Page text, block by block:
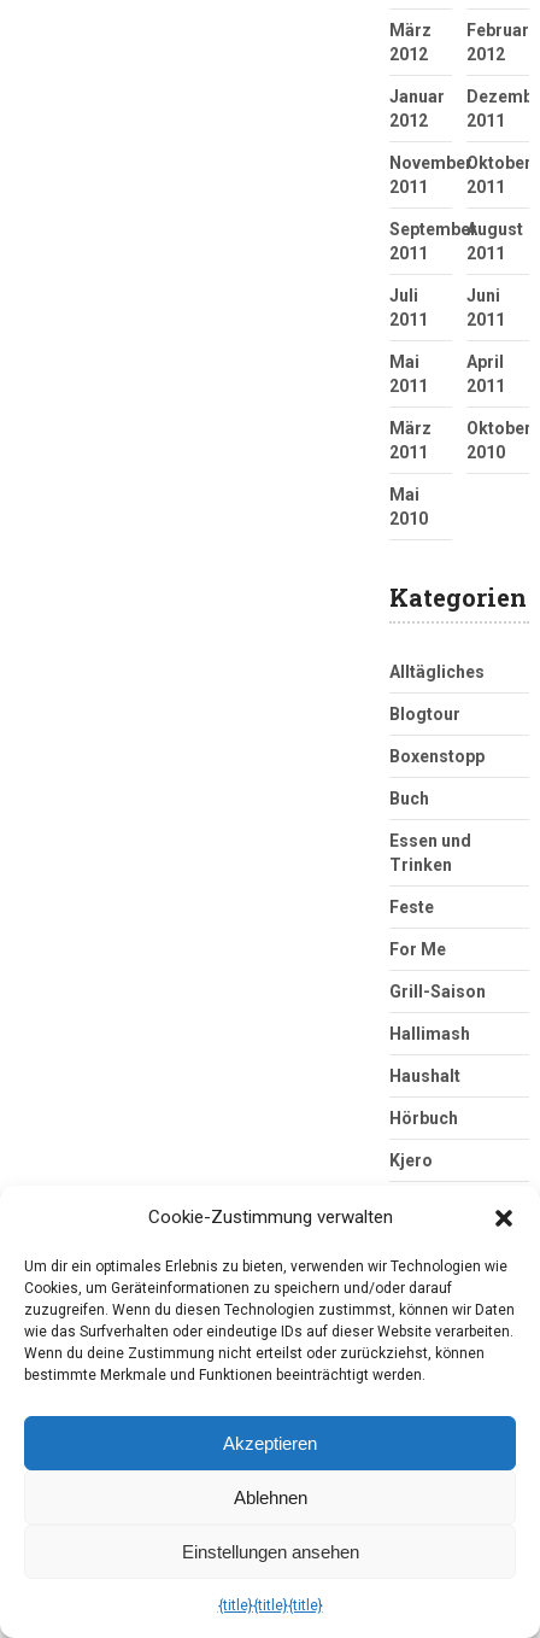
März
2012
Februar
2012
Januar
2012
2011
November
2011
Oktober
2011
September
2011
August
2011
Juli
2011
Juni
2011
Mai
2011
April
2011
März
2011
Oktober
2010
Mai
2010
Kategorien
Alltägliches
Blogtour
Boxenstopp
Buch
Essen und
Trinken
Feste
For Me
Grill-Saison
Hallimash
Haushalt
Hörbuch
Kjero
LBM
Lebensmittel
Lesung
Magazine
Cookie-Zustimmung verwalten
Um dir ein optimales Erlebnis zu bieten, verwenden wir Technologien wie
Cookies, um Geräteinformationen zu speichern und/oder darauf
zuzugreifen. Wenn du diesen Technologien zustimmst, können wir Daten
wie das Surfverhalten oder eindeutige IDs auf dieser Website verarbeiten.
Wenn du deine Zustimmung nicht erteilst oder zurückziehst, können
bestimmte Merkmale und Funktionen beeinträchtigt werden.
Akzeptieren
Ablehnen
Einstellungen ansehen
{title}{title}{title}